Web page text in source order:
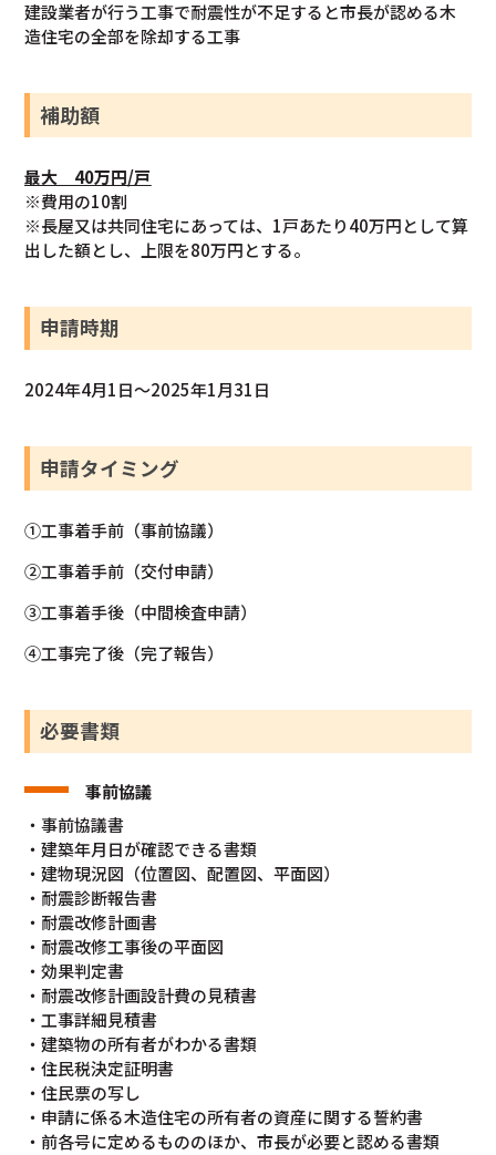
建設業者が行う工事で耐震性が不足すると市長が認める木
造住宅の全部を除却する工事
補助額
最大 40万円/戸
※費用の10割
※長屋又は共同住宅にあっては、1戸あたり40万円として算
出した額とし、上限を80万円とする。
申請時期
2024年4月1日～2025年1月31日
申請タイミング
①工事着手前（事前協議）
②工事着手前（交付申請）
③工事着手後（中間検査申請）
④工事完了後（完了報告）
必要書類
事前協議
・事前協議書
・建築年月日が確認できる書類
・建物現況図（位置図、配置図、平面図）
・耐震診断報告書
・耐震改修計画書
・耐震改修工事後の平面図
・効果判定書
・耐震改修計画設計費の見積書
・工事詳細見積書
・建築物の所有者がわかる書類
・住民税決定証明書
・住民票の写し
・申請に係る木造住宅の所有者の資産に関する誓約書
・前各号に定めるもののほか、市長が必要と認める書類